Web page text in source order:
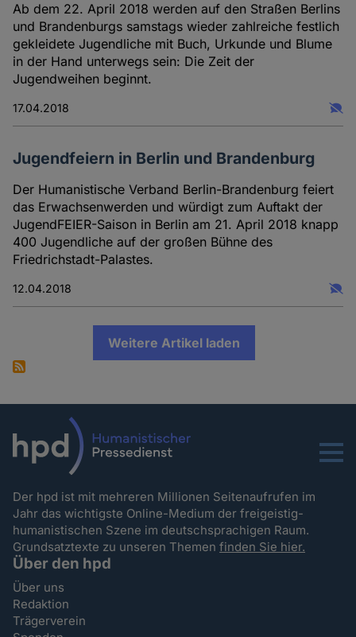
Ab dem 22. April 2018 werden auf den Straßen Berlins
und Brandenburgs samstags wieder zahlreiche festlich
gekleidete Jugendliche mit Buch, Urkunde und Blume
in der Hand unterwegs sein: Die Zeit der
Jugendweihen beginnt.
17.04.2018
Jugendfeiern in Berlin und Brandenburg
Der Humanistische Verband Berlin-Brandenburg feiert
das Erwachsenwerden und würdigt zum Auftakt der
JugendFEIER-Saison in Berlin am 21. April 2018 knapp
400 Jugendliche auf der großen Bühne des
Friedrichstadt-Palastes.
12.04.2018
Weitere Artikel laden
Menu
Der hpd ist mit mehreren Millionen Seitenaufrufen im
Jahr das wichtigste Online-Medium der freigeistig-
humanistischen Szene im deutschsprachigen Raum.
Grundsatztexte zu unseren Themenfinden Sie hier.
Über den hpd
Über uns
Redaktion
Trägerverein